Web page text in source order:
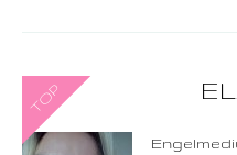
0900-3 000 468 - 124
1,49 €/Min. inkl. MwSt.
Wählen Sie diese
Rufnummer inklusive
dem Beratercode